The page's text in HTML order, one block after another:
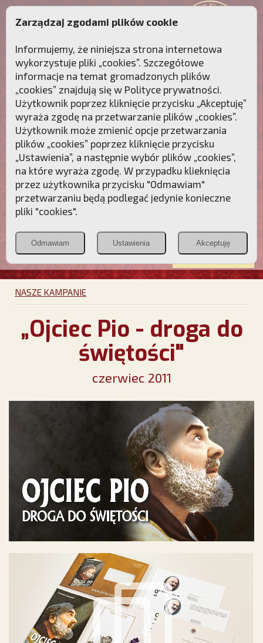
Przebudźmy sumienia Polaków!
Polonia
Christiana
PCh24.pl
Przymierze
POZNAJ APOSTOLAT FATIMY WESPRZYJ
NAS
NASZE KAMPANIE
„Ojciec Pio - droga do
świętości"
czerwiec 2011
Zarządzaj zgodami plików cookie
Informujemy, że niniejsza strona internetowa
wykorzystuje pliki „cookies”. Szczegółowe
informacje na temat gromadzonych plików
„cookies” znajdują się w Polityce prywatności.
Użytkownik poprzez kliknięcie przycisku „Akceptuję”
wyraża zgodę na przetwarzanie plików „cookies”.
Użytkownik może zmienić opcje przetwarzania
plików „cookies” poprzez kliknięcie przycisku
„Ustawienia”, a następnie wybór plików „cookies”,
na które wyraża zgodę. W przypadku klieknięcia
przez użytkownika przycisku "Odmawiam"
przetwarzaniu będą podlegać jedynie konieczne
pliki "cookies".
Odmawiam Ustawienia Akceptuję